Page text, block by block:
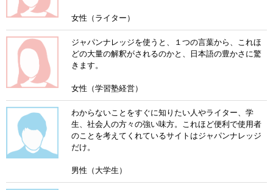
女性（ライター）
ジャパンナレッジを使うと、１つの言葉から、これほ
どの大量の解釈がされるのかと、日本語の豊かさに驚
きます。
女性（学習塾経営）
わからないことをすぐに知りたい人やライター、学
生、社会人の方々の強い味方。これほど便利で使用者
のことを考えてくれているサイトはジャパンナレッジ
だけ。
男性（大学生）